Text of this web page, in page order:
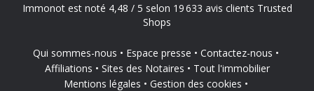
Immonot est noté 4,48 / 5 selon 19 633 avis clients Trusted
Shops
Qui sommes-nous Espace presse
Contactez-nous
Affiliations
Sites des Notaires
Tout l'immobilier
Mentions légales
Gestion des cookies